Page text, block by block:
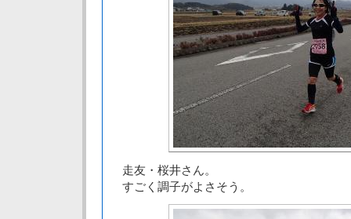
走友・桜井さん。
すごく調子がよさそう。